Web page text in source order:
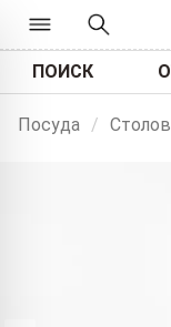
ПОИСК
Посуда /